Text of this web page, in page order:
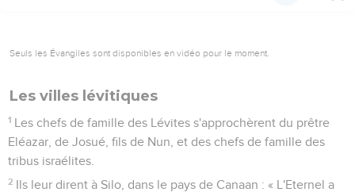
Seuls les Évangiles sont disponibles en vidéo pour le moment.
Les villes lévitiques
1 Les chefs de famille des Lévites s'approchèrent du prêtre
Eléazar, de Josué, fils de Nun, et des chefs de famille des
tribus israélites.
2 Ils leur dirent à Silo, dans le pays de Canaan : « L'Eternel a